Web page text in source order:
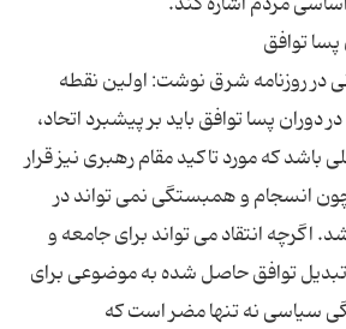
در روزنامه شرق نوشت: اولین نقطه
دوران پسا توافق باید بر پیشبرد اتحاد،
که مورد تاکید مقام رهبری نیز قرار
انسجام و همبستگی نمی تواند در
اگرچه انتقاد می تواند برای جامعه و
توافق حاصل شده به موضوعی برای
سیاسی نه تنها مضر است که